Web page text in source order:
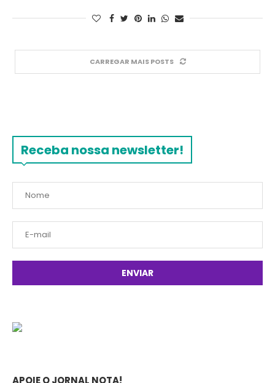
CARREGAR MAIS POSTS
Receba nossa newsletter!
APOIE O JORNAL NOTA!